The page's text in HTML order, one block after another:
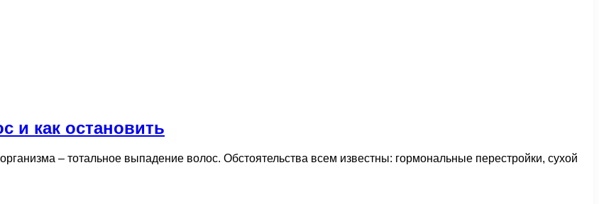
и как остановить
– тотальное выпадение волос. Обстоятельства всем известны: гормональные перестройки, сухой